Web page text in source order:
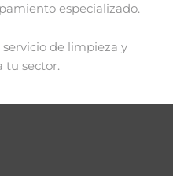
especializado.
de limpieza y
tu sector.